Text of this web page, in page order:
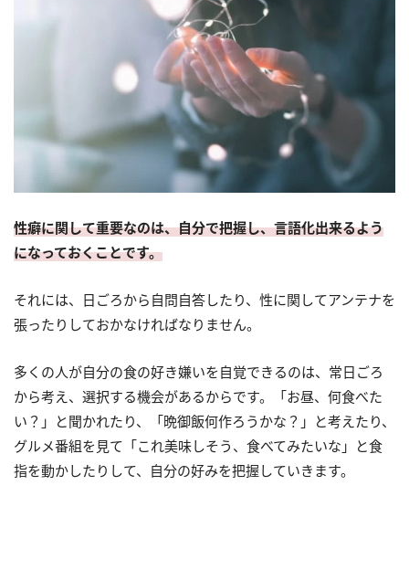
性癖に関して重要なのは、自分で把握し、言語化出来るよう
になっておくことです。
それには、日ごろから自問自答したり、性に関してアンテナを
張ったりしておかなければなりません。
多くの人が自分の食の好き嫌いを自覚できるのは、常日ごろ
から考え、選択する機会があるからです。「お昼、何食べた
い？」と聞かれたり、「晩御飯何作ろうかな？」と考えたり、
グルメ番組を見て「これ美味しそう、食べてみたいな」と食
指を動かしたりして、自分の好みを把握していきます。